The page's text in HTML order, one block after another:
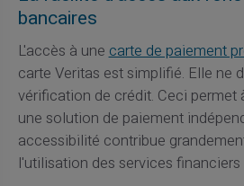
bancaires
L'accès à unecarte de paiement
carte Veritas est simplifié. Elle ne
vérification de crédit. Ceci permet
une solution de paiement
accessibilité contribue
l'utilisation des services financiers